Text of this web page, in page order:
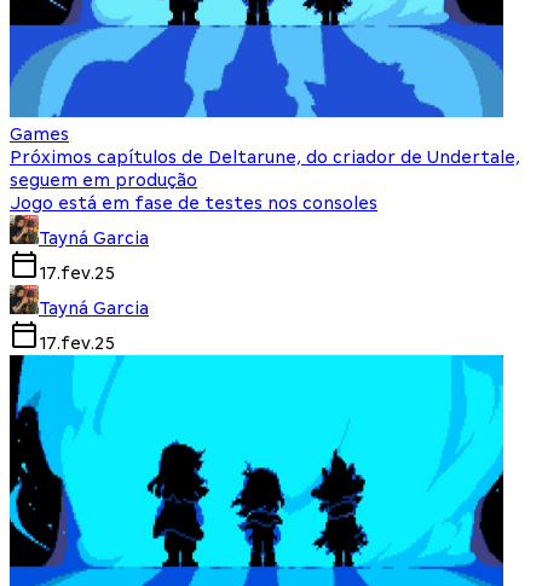
Games
Próximos capítulos de Deltarune, do criador de Undertale,
seguem em produção
Jogo está em fase de testes nos consoles
Tayná Garcia
17.fev.25
Tayná Garcia
17.fev.25